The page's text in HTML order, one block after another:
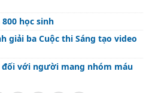
học sinh
giải ba Cuộc thi Sáng tạo video
đối với người mang nhóm máu